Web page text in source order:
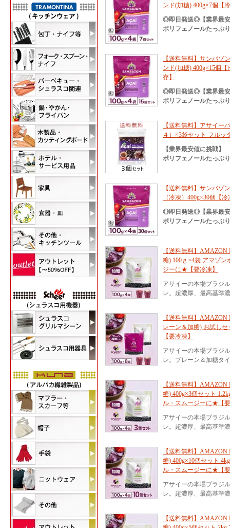
ンド(加糖) 400g×7個【
◎即日発送◎【業界最
ポリフェノールたっぷ
【送料無料】サンバゾ
ンド(加糖) 400g×15個
存】
◎即日発送◎【業界最
ポリフェノールたっぷ
【送料無料】アサイー
４）×3袋セット フルッ
【業界最安値に挑戦】
ポリフェノールたっぷ
【送料無料】サンバゾ
（冷凍）400g×30個【
◎即日発送◎【業界最
ポリフェノールたっぷ
【送料無料】
糖) 100ｇ×4袋 アマゾ
ジーに★【要冷凍】
アサイーの本場ブラジ
レ。超濃厚、最高基準
【送料無料】
レーン＆加糖) お試しセ
【要冷凍】
アサイーの本場ブラジ
レ。プレーン＆加糖タ
【送料無料】
糖) 400g×3個セット
ル・スムージーに★【
アサイーの本場ブラジ
レ。超濃厚、最高基準
【送料無料】
糖) 400g×10個セット
ル・スムージーに★【
アサイーの本場ブラジ
レ。超濃厚、最高基準
【送料無料】